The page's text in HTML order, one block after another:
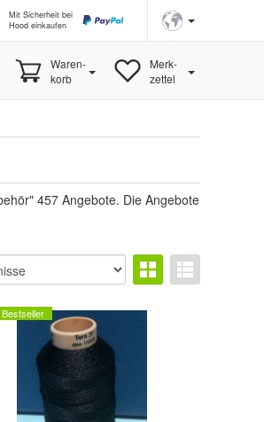
Mit Sicherheit bei
Hood einkaufen
Waren-
korb
Merk-
zettel
457 Angebote. Die Angebote
Bestseller